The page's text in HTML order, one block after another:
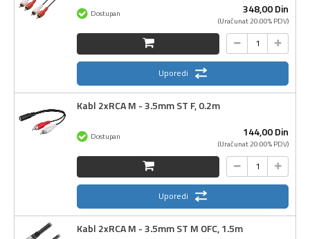
348,00Din
(Uračunat 20.00% PDV)
Dostupan
Uporedi
Kabl 2xRCA M - 3.5mm ST F, 0.2m
144,00Din
(Uračunat 20.00% PDV)
Dostupan
Uporedi
Kabl 2xRCA M - 3.5mm ST M OFC, 1.5m